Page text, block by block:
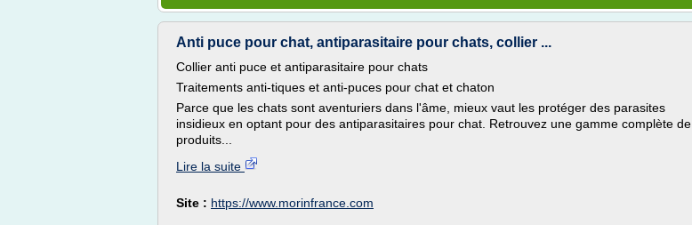
Anti puce pour chat, antiparasitaire pour chats, collier ...
Collier anti puce et antiparasitaire pour chats
Traitements anti-tiques et anti-puces pour chat et chaton
Parce que les chats sont aventuriers dans l'âme, mieux vaut les protéger des parasites
insidieux en optant pour des antiparasitaires pour chat. Retrouvez une gamme complète de
produits...
Lire la suite
Site : https://www.morinfrance.com